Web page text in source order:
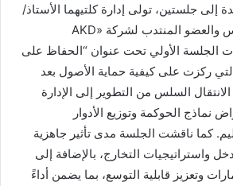
إلى جلستين، تولى إدارة كلتيهما الأستاذ/
عمرو القاضي، المؤسس والعضو المنتدب لشركة «AKD
الجلسة الأولي تحت عنوان “الحفاظ على
ركزت على كيفية حماية الأصول بعد
السلس من التطوير إلى الإدارة
نماذج الحوكمة وتوزيع الأدوار
كما ناقشت الجلسة مدى تأثير جاهزية
واستراتيجيات التخارج، بالإضافة إلى
وتعزيز قابلية التوسع، بما يضمن أداءً